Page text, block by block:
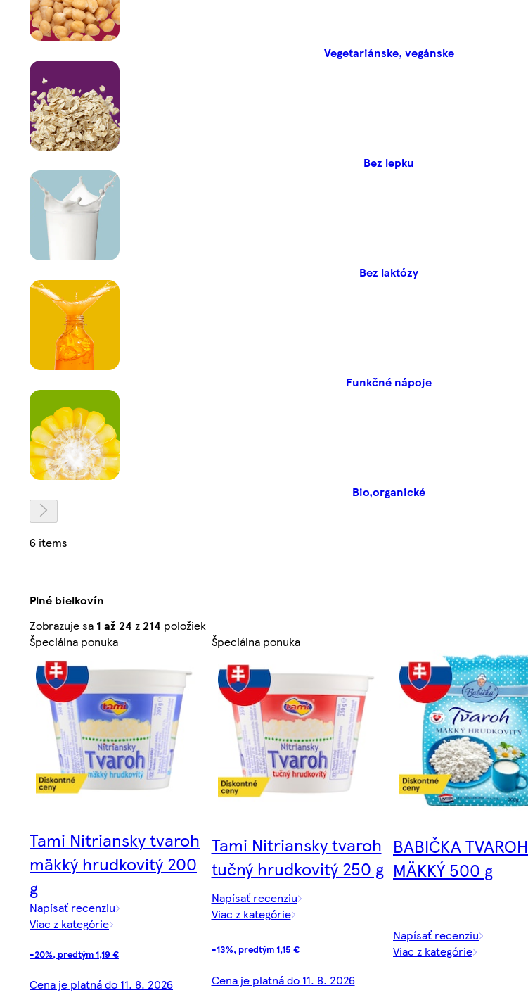
Vegetariánske, vegánske
Bez lepku
Bez laktózy
Funkčné nápoje
Bio,organické
6 items
Plné bielkovín
Zobrazuje sa 1 až 24 z 214 položiekZoradené
podľa
Špeciálna ponuka
Tami Nitriansky tvaroh
mäkký hrudkovitý 200
g
Napísať recenziu
Viac z kategórie
-20%, predtým 1,19 €
Cena je platná do 11. 8. 2026
Špeciálna ponuka
Tami Nitriansky tvaroh
tučný hrudkovitý 250 g
Napísať recenziu
Viac z kategórie
-13%, predtým 1,15 €
Cena je platná do 11. 8. 2026
BABIČKA TVAROH
MÄKKÝ 500 g
Napísať recenziu
Viac z kategórie